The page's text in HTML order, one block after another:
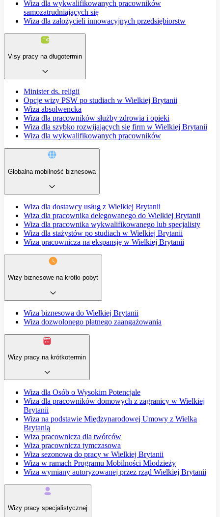
Wiza dla wykwalifikowanych pracowników
samozatrudniających się
Wiza dla założycieli innowacyjnych przedsiębiorstw
Visy pracy na długotermin
Minister ds. religii
Opcje wizy PSW po studiach w Wielkiej Brytanii
Wiza absolwencka
Wiza dla pracowników służby zdrowia i opieki
Wiza dla szybko rozwijających się firm w Wielkiej Brytanii
Wiza dla wykwalifikowanych pracowników
Globalna mobilność biznesowa
Wiza dla dostawcy usług z Wielkiej Brytanii
Wiza dla pracownika delegowanego do Wielkiej Brytanii
Wiza dla pracownika wykwalifikowanego lub specjalisty
Wiza dla stażystów po studiach w Wielkiej Brytanii
Wiza pracownicza na ekspansję w Wielkiej Brytanii
Wizy biznesowe na krótki pobyt
Wiza biznesowa do Wielkiej Brytanii
Wiza dozwolonego płatnego zaangażowania
Wizy pracy na krótkotermin
Wiza dla Osób o Wysokim Potencjale
Wiza dla pracowników domowych z zagranicy w Wielkiej
Brytanii
Wiza na podstawie Międzynarodowej Umowy z Wielką
Brytanią
Wiza pracownicza dla twórców
Wiza pracownicza tymczasowa
Wiza sezonowa do pracy w Wielkiej Brytanii
Wiza w ramach Programu Mobilności Młodzieży
Wiza wymiany autoryzowanej przez rząd Wielkiej Brytanii
Wizy pracy specjalistycznej